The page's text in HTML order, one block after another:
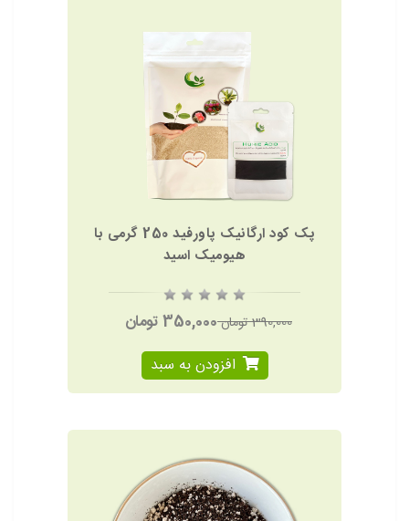
پک کود ارگانیک پاورفید 250 گرمی با
هیومیک اسید
390,000 تومان
350,000 تومان
افزودن به سبد